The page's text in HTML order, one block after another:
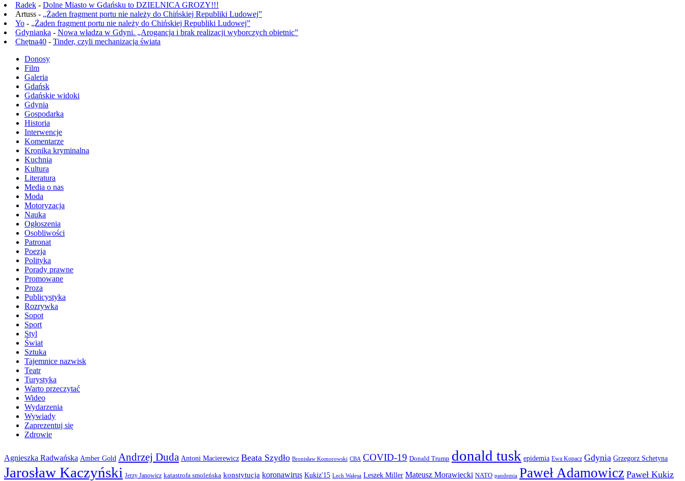
Radek - Dolne Miasto w Gdańsku to DZIELNICA GROZY!!!
Artuss - „Żaden fragment portu nie należy do Chińskiej Republiki Ludowej”
Yo - „Żaden fragment portu nie należy do Chińskiej Republiki Ludowej”
Gdynianka - Nowa władza w Gdyni. „Arogancja i brak realizacji wyborczych obietnic”
Chętna40 - Tinder, czyli mechanizacja świata
Donosy
Film
Galeria
Gdańsk
Gdańskie widoki
Gdynia
Gospodarka
Historia
Interwencje
Komentarze
Kronika kryminalna
Kuchnia
Kultura
Literatura
Media o nas
Moda
Motoryzacja
Nauka
Ogłoszenia
Osobliwości
Patronat
Poezja
Polityka
Porady prawne
Promowane
Proza
Publicystyka
Rozrywka
Sopot
Sport
Styl
Świat
Sztuka
Tajemnice nazwisk
Teatr
Turystyka
Warto przeczytać
Wideo
Wydarzenia
Wywiady
Zaprezentuj się
Zdrowie
Agnieszka Radwańska Amber Gold Andrzej Duda Antoni Macierewicz Beata Szydło Bronisław Komorowski CBA COVID-19 Donald Trump donald tusk epidemia Ewa Kopacz Gdynia Grzegorz Schetyna
Jarosław Kaczyński Jerzy Janowicz katastrofa smoleńska konstytucja koronawirus Kukiz'15 Lech Wałęsa Leszek Miller Mateusz Morawiecki NATO pandemia Paweł Adamowicz Paweł Kukiz